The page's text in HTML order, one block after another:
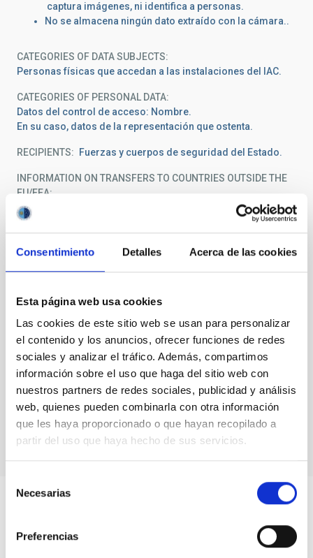
Consentimiento Detalles Acerca de las cookies
Esta página web usa cookies
Las cookies de este sitio web se usan para personalizar
el contenido y los anuncios, ofrecer funciones de redes
sociales y analizar el tráfico. Además, compartimos
información sobre el uso que haga del sitio web con
nuestros partners de redes sociales, publicidad y análisis
web, quienes pueden combinarla con otra información
que les haya proporcionado o que hayan recopilado a
partir del uso que haya hecho de sus servicios.
Necesarias
Preferencias
captura imágenes, ni identifica a personas.
No se almacena ningún dato extraído con la cámara..
CATEGORIES OF DATA SUBJECTS
Personas físicas que accedan a las instalaciones del IAC.
CATEGORIES OF PERSONAL DATA
Datos del control de acceso: Nombre.
En su caso, datos de la representación que ostenta.
RECIPIENTS Fuerzas y cuerpos de seguridad del Estado.
INFORMATION ON TRANSFERS TO COUNTRIES OUTSIDE THE
EU/EEA
No están previstas transferencias internacionales de los
datos.
DELETION PERIODS
Las medidas de seguridad implantadas se corresponden
con las previstas en el Anexo II (Medidas de seguridad) del
Real Decreto 3/2010, de 8 de enero, por el que se regula el
Esquema Nacional de Seguridad en el ámbito de la
Administración Electrónica y que se encuentran descritas
en los documentos que conforman la Política de
protección de datos y seguridad de la información del IAC.
Asimismo se encuentra disponible en la documentación
interna de la organización bajo el nombre de PRO_009
Procedimiento de control de acceso físico.